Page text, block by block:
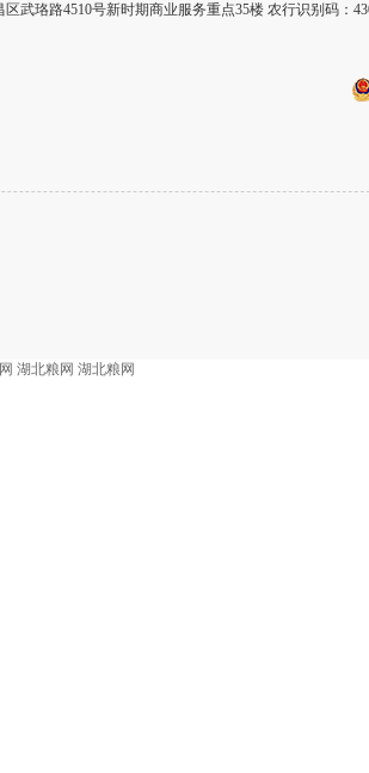
武珞路4510号新时期商业服务重点35楼 农行识别码：
湖北粮网 湖北粮网